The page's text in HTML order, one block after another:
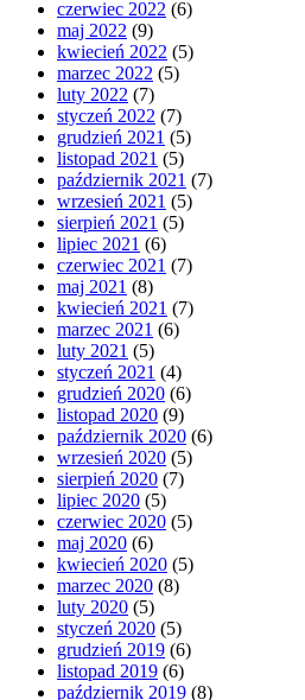
czerwiec 2022 (6)
maj 2022 (9)
kwiecień 2022 (5)
marzec 2022 (5)
luty 2022 (7)
styczeń 2022 (7)
grudzień 2021 (5)
listopad 2021 (5)
październik 2021 (7)
wrzesień 2021 (5)
sierpień 2021 (5)
lipiec 2021 (6)
czerwiec 2021 (7)
maj 2021 (8)
kwiecień 2021 (7)
marzec 2021 (6)
luty 2021 (5)
styczeń 2021 (4)
grudzień 2020 (6)
listopad 2020 (9)
październik 2020 (6)
wrzesień 2020 (5)
sierpień 2020 (7)
lipiec 2020 (5)
czerwiec 2020 (5)
maj 2020 (6)
kwiecień 2020 (5)
marzec 2020 (8)
luty 2020 (5)
styczeń 2020 (5)
grudzień 2019 (6)
listopad 2019 (6)
październik 2019 (8)